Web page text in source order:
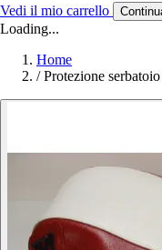
Vedi il mio carrello
Loading...
Home
/ Protezione